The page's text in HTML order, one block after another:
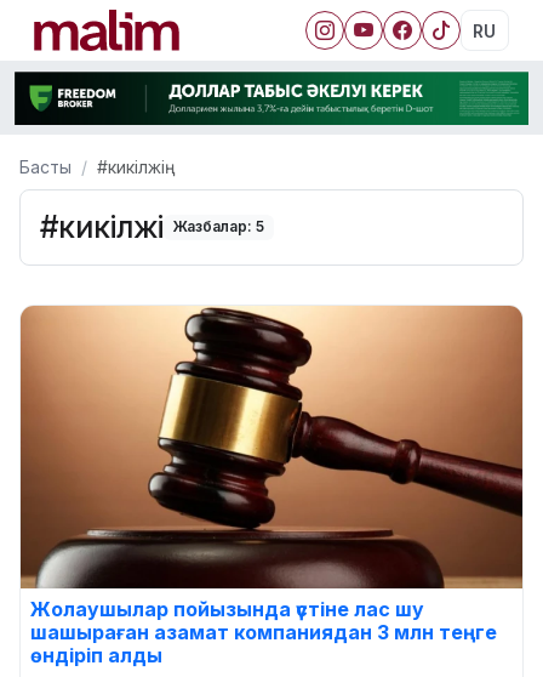
RU
Басты #кикілжің
#кикілжің Жазбалар: 5
Жолаушылар пойызында үстіне лас шу
шашыраған азамат компаниядан 3 млн теңге
өндіріп алды